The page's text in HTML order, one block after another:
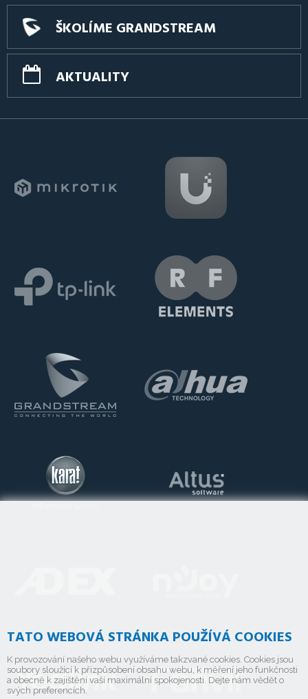
ŠKOLÍME GRANDSTREAM
AKTUALITY
TATO WEBOVÁ STRÁNKA POUŽÍVÁ COOKIES
K provozování našeho webu využíváme takzvané cookies. Cookies jsou
soubory sloužící k přizpůsobení obsahu webu, k měření jeho funkčnosti
a obecně k zajištění vaší maximální spokojenosti. Dejte nám vědět o
svých preferencích.